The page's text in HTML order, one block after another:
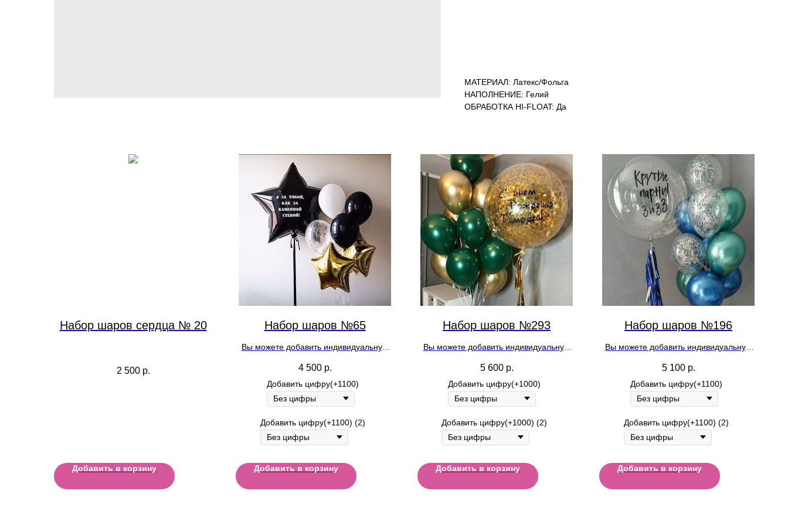
МАТЕРИАЛ: Латекс/Фольга
НАПОЛНЕНИЕ: Гелий
ОБРАБОТКА HI-FLOAT: Да
Набор шаров сердца № 20
2 500 р.
Добавить в корзину
Набор шаров №65
Вы можете добавить индивидуальную
4 500 р.
Добавить цифру(+1100)
Добавить цифру(+1100) (2)
Добавить в корзину
Набор шаров №293
Вы можете добавить индивидуальную
5 600 р.
Добавить цифру(+1000)
Добавить цифру(+1000) (2)
Добавить в корзину
Набор шаров №196
Вы можете добавить индивидуальную
5 100 р.
Добавить цифру(+1100)
Добавить цифру(+1100) (2)
Добавить в корзину